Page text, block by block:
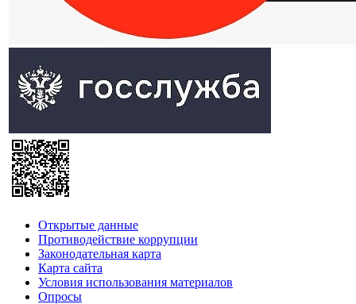
Открытые данные
Противодействие коррупции
Законодательная карта
Карта сайта
Условия использования материалов
Опросы